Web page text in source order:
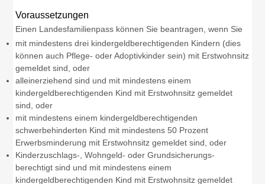
Voraussetzungen
Einen Landesfamilienpass können Sie beantragen, wenn Sie
mit mindestens drei kindergeldberechtigenden Kindern (dies
können auch Pflege- oder Adoptivkinder sein) mit Erstwohnsitz
gemeldet sind, oder
alleinerziehend sind und mit mindestens einem
kindergeldberechtigenden Kind mit Erstwohnsitz gemeldet
sind, oder
mit mindestens einem kindergeldberechtigenden
schwerbehinderten Kind mit mindestens 50 Prozent
Erwerbsminderung mit Erstwohnsitz gemeldet sind, oder
Kinderzuschlags-, Wohngeld- oder Grundsicherungs-
berechtigt sind und mit mindestens einem
kindergeldberechtigenden Kind mit Erstwohnsitz gemeldet